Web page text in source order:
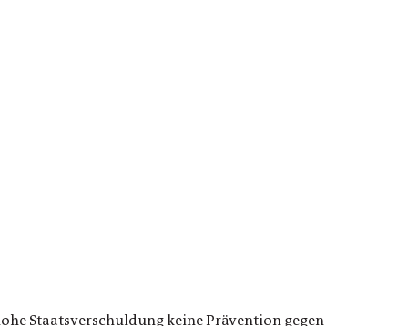
Staatsverschuldung keine Prävention gegen